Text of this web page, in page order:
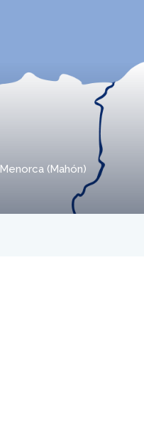
(Mahón)